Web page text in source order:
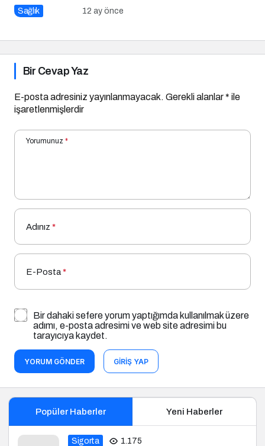
Sağlık 12 ay önce
Bir Cevap Yaz
E-posta adresiniz yayınlanmayacak. Gerekli alanlar* ile
işaretlenmişlerdir
Yorumunuz *
Adınız *
E-Posta*
Bir dahaki sefere yorum yaptığımda kullanılmak üzere
adımı, e-posta adresimi ve web site adresimi bu
tarayıcıya kaydet.
YORUM GÖNDER GIRIŞ YAP
Popüler Haberler Yeni Haberler
Sigorta 1.175